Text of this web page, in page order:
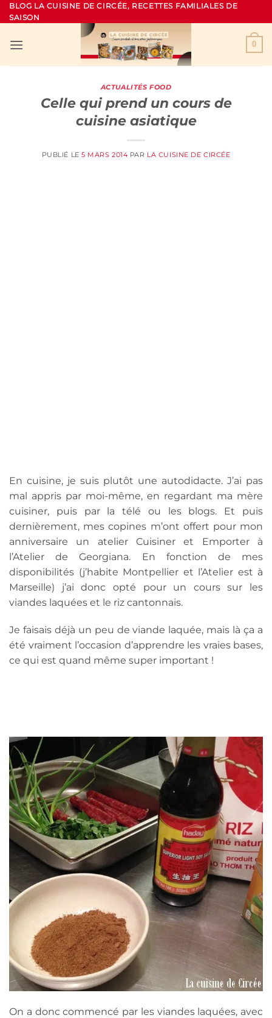
Passer
au
BLOG LA CUISINE DE CIRCÉE, RECETTES FAMILIALES DE
SAISON
0
ACTUALITÉS FOOD
Celle qui prend un cours de
cuisine asiatique
PUBLIÉ LE5 MARS 2014 PAR LA CUISINE DE CIRCÉE
En cuisine, je suis plutôt une autodidacte. J’ai pas
mal appris par moi-même, en regardant ma mère
cuisiner, puis par la télé ou les blogs. Et puis
dernièrement, mes copines m’ont offert pour mon
anniversaire un atelier Cuisiner et Emporter à
l’Atelier de Georgiana. En fonction de mes
disponibilités (j’habite Montpellier et l’Atelier est à
Marseille) j’ai donc opté pour un cours sur les
viandes laquées et le riz cantonnais.
Je faisais déjà un peu de viande laquée, mais là ça a
été vraiment l’occasion d’apprendre les vraies bases,
ce qui est quand même super important !
On a donc commencé par les viandes laquées, avec